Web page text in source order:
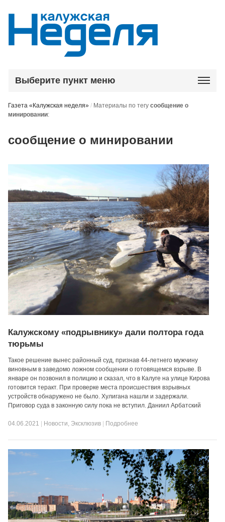
Выберите пункт меню
Газета «Калужская неделя» / Материалы по тегусообщение о
минировании:
сообщение о минировании
Калужскому «подрывнику» дали полтора года
тюрьмы
Такое решение вынес районный суд, признав 44-летнего мужчину
виновным в заведомо ложном сообщении о готовящемся взрыве. В
январе он позвонил в полицию и сказал, что в Калуге на улице Кирова
готовится теракт. При проверке места происшествия взрывных
устройств обнаружено не было. Хулигана нашли и задержали.
Приговор суда в законную силу пока не вступил. Даниил Арбатский
04.06.2021 Новости, Эксклюзив Подробнее